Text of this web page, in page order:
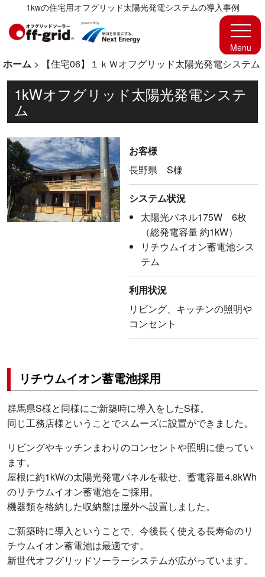
1kwの住宅用オフグリッド太陽光発電システムの導入事例
ホーム > 【住宅06】１ｋＷオフグリッド太陽光発電システム
1kWオフグリッド太陽光発電システ
ム
お客様
長野県 S様
システム状況
太陽光パネル175W 6枚
（総発電容量 約1kW）
リチウムイオン蓄電池シス
テム
利用状況
リビング、キッチンの照明や
コンセント
リチウムイオン蓄電池採用
群馬県S様と同様にご新築時に導入をしたS様。
同じ工務店様ということでスムーズに設置ができました。
リビングやキッチンまわりのコンセントや照明に使ってい
ます。
屋根に約1kWの太陽光発電パネルを載せ、蓄電容量4.8kWh
のリチウムイオン蓄電池をご採用。
機器類を格納した収納盤は屋外へ設置しました。
ご新築時に導入ということで、今後長く使える長寿命のリ
チウムイオン蓄電池は最適です。
新世代オフグリッドソーラーシステムが広がっています。